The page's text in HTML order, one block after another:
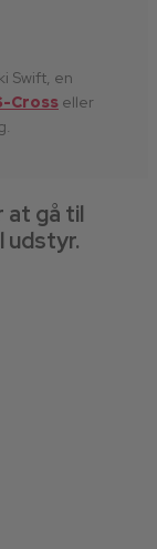
Swift, en
Cross eller
at gå til
udstyr.